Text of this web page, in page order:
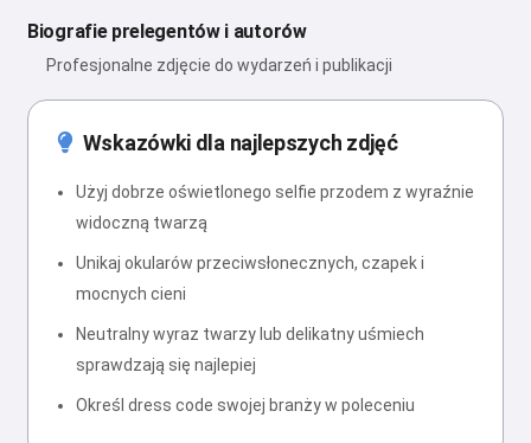
Biografie prelegentów i autorów
Profesjonalne zdjęcie do wydarzeń i publikacji
Wskazówki dla najlepszych zdjęć
Użyj dobrze oświetlonego selfie przodem z wyraźnie
widoczną twarzą
Unikaj okularów przeciwsłonecznych, czapek i
mocnych cieni
Neutralny wyraz twarzy lub delikatny uśmiech
sprawdzają się najlepiej
Określ dress code swojej branży w poleceniu